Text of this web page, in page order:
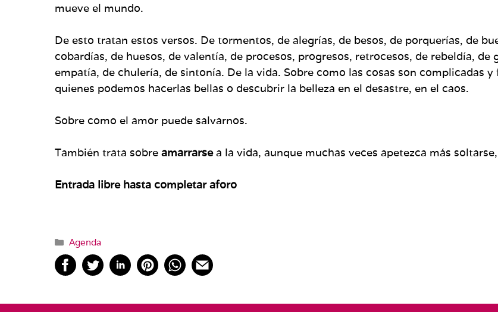
mueve el mundo.
De esto tratan estos versos. De tormentos, de alegrías, de besos, de porquerías, de
cobardías, de huesos, de valentía, de procesos, progresos, retrocesos, de rebeldía,
empatía, de chulería, de sintonía. De la vida. Sobre como las cosas son complicadas
quienes podemos hacerlas bellas o descubrir la belleza en el desastre, en el caos.
Sobre como el amor puede salvarnos.
También trata sobre amarrarsea la vida, aunque muchas veces apetezca más
Entrada libre hasta completar aforo
Categorías
Agenda